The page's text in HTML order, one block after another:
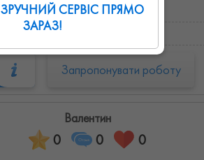
Запропонувати роботу
Валентин
0 0 0
СЕРВІС ПРЯМО
ЗАРАЗ!